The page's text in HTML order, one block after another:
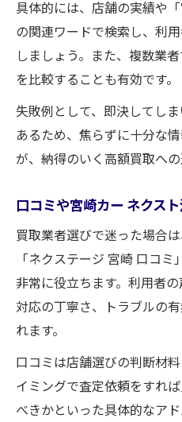
具体的には、店舗の実績や
の関連ワードで検索し、利
しましょう。また、複数業
を比較することも有効です。
失敗例として、即決してし
あるため、焦らずに十分な
が、納得のいく高額買取への
口コミや宮崎カー ネクス
買取業者選びで迷った場合
「ネクステージ 宮崎 口コ
非常に役立ちます。利用者
対応の丁寧さ、トラブルの
れます。
口コミは店舗選びの判断材
イミングで査定依頼をすれ
べきかといった具体的なア